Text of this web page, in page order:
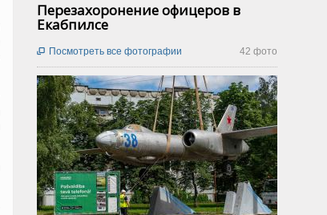
Перезахоронение офицеров в
Екабпилсе
42 фото
 Посмотреть все фотографии